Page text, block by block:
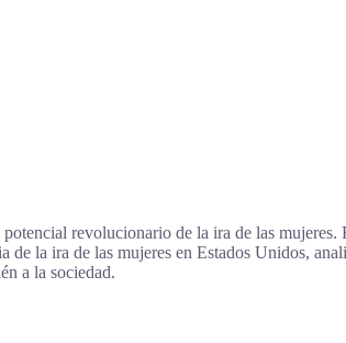
revolucionario de la ira de las
la ira de las mujeres en Estados Unidos,
a la sociedad.